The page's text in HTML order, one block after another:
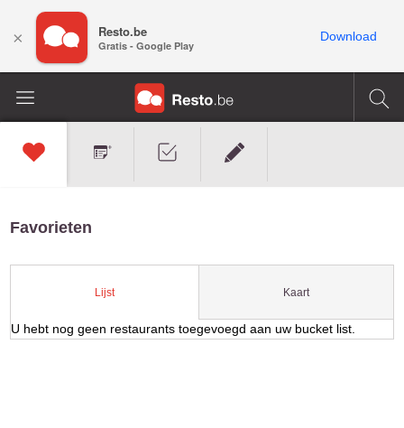
Favorieten
Lijst Kaart
U hebt nog geen restaurants toegevoegd aan uw bucket list.
× Resto.be
Gratis - Google Play
Download